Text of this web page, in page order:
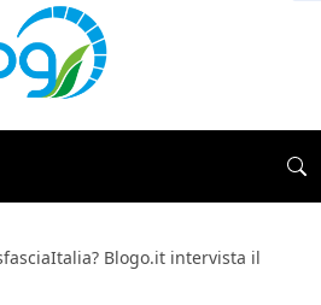
Blogo.it intervista il